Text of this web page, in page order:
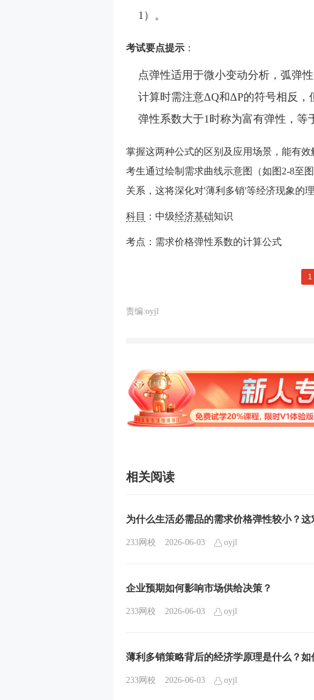
1）。
考试要点提示 ：
点弹性适用于微小变动分析，弧弹
计算时需注意ΔQ和ΔP的符号相反，
弹性系数大于1时称为富有弹性，等
掌握这两种公式的区别及应用场景，能有
考生通过绘制需求曲线示意图（如图2-8至
关系，这将深化对'薄利多销'等经济现象的理
科目 ：中级经济基础知识
考点：需求价格弹性系数的计算公式
1
责编:oyjl
相关阅读
为什么生活必需品的需求价格弹性较小？
233网校 2026-06-03 oyjl
企业预期如何影响市场供给决策？
233网校 2026-06-03 oyjl
薄利多销策略背后的经济学原理是什么？
233网校 2026-06-03 oyjl